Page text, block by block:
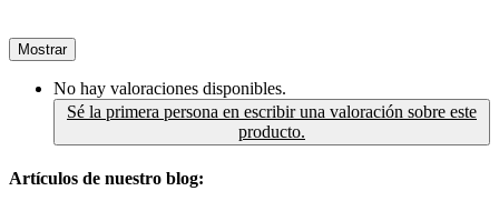
Mostrar
No hay valoraciones disponibles.
Sé la primera persona en escribir una valoración sobre este
producto.
Artículos de nuestro blog: